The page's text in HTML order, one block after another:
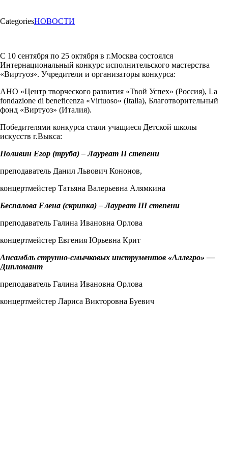
CategoriesНОВОСТИ
С 10 сентября по 25 октября в г.Москва состоялся
Интернациональный конкурс исполнительского мастерства
«Виртуоз». Учредители и организаторы конкурса:
АНО «Центр творческого развития «Твой Успех» (Россия), La
fondazione di beneficenza «Virtuoso» (Italia), Благотворительный
фонд «Виртуоз» (Италия).
Победителями конкурса стали учащиеся Детской школы
искусств г.Выкса:
Поливин Егор (труба) – Лауреат IIстепени
преподаватель Данил Львович Кононов,
концертмейстер Татьяна Валерьевна Алямкина
Беспалова Елена (скрипка) – Лауреат IIIстепени
преподаватель Галина Ивановна Орлова
концертмейстер Евгения Юрьевна Крит
Ансамбль струнно-смычковых инструментов «Аллегро» —
Дипломант
преподаватель Галина Ивановна Орлова
концертмейстер Лариса Викторовна Буевич